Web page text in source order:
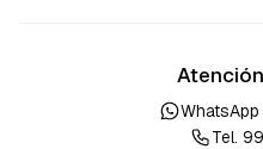
WhatsApp
Tel.